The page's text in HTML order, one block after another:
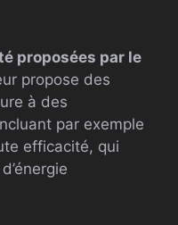
proposées par le
propose des
à des
par exemple
efficacité, qui